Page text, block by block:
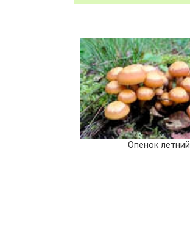
Опенок летний